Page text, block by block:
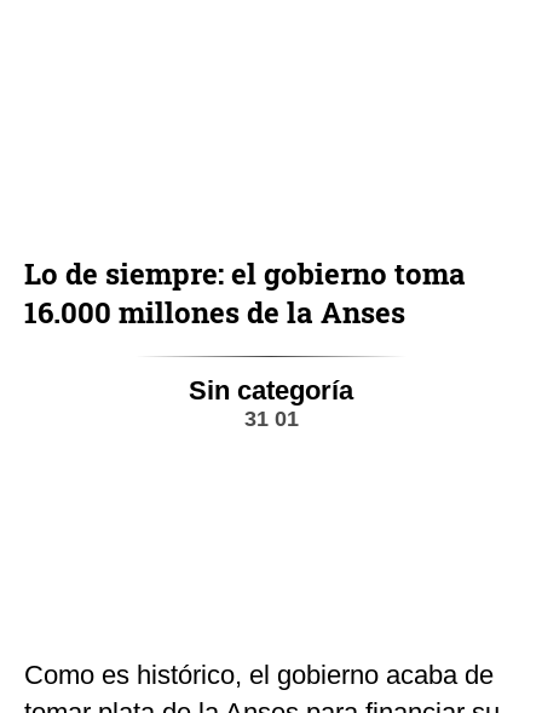
Lo de siempre: el gobierno toma
16.000 millones de la Anses
Sin categoría
31 01
Como es histórico, el gobierno acaba de